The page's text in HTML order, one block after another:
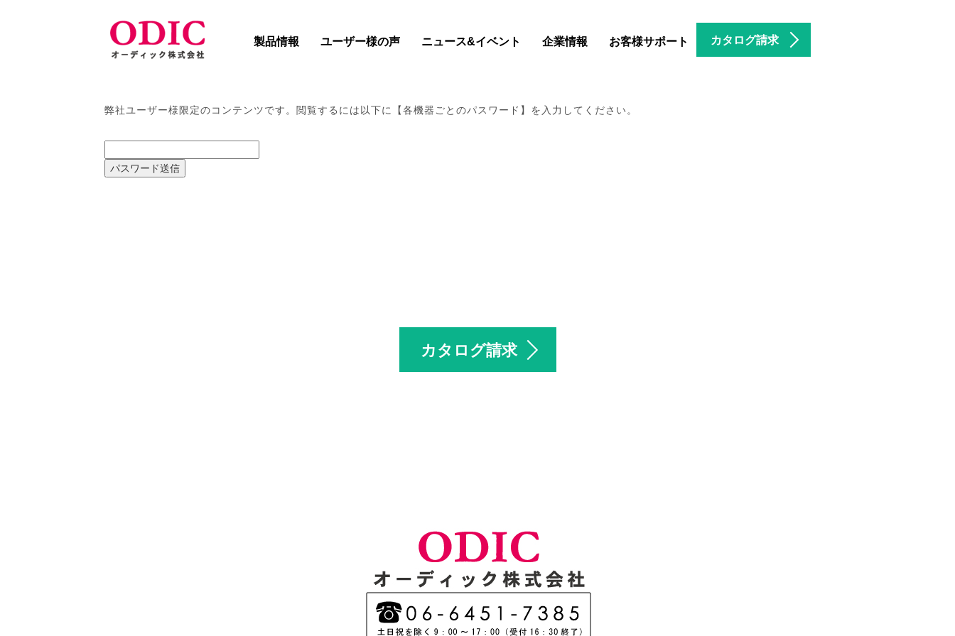
製品情報 ユーザー様の声 ニュース&イベント 企業情報 お客様サポート カタログ請求
弊社ユーザー様限定のコンテンツです。閲覧するには以下に【各機器ごとのパスワード】を入力してください。
カタログ請求